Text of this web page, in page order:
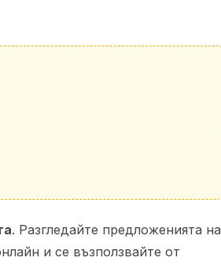
. Разгледайте предложенията на
и се възползвайте от